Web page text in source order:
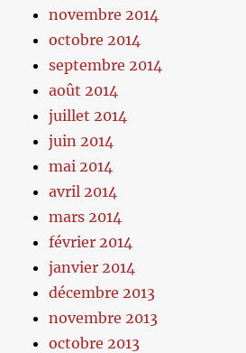
novembre 2014
octobre 2014
septembre 2014
août 2014
juillet 2014
juin 2014
mai 2014
avril 2014
mars 2014
février 2014
janvier 2014
décembre 2013
novembre 2013
octobre 2013